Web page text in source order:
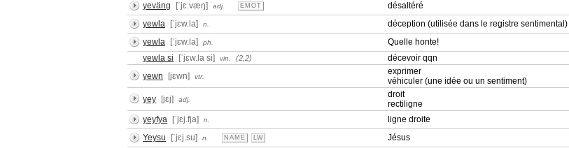
yeväng
[ˈjɛ.væŋ] adj. EMOT
désaltéré
yewla
[ˈjɛw.la] n.
déception (utilisée dans le registre sentimental)
yewla
[ˈjɛw.la] ph.
Quelle honte!
yewla si
[ˈjɛw.la si] vin. (2,2)
décevoir qqn
yewn
[jɛwn] vtr.
exprimer
véhiculer (une idée ou un sentiment)
yey
[jɛj] adj.
droit
rectiligne
yeyfya
[ˈjɛj.fja] n.
ligne droite
Yeysu
[ˈjɛj.su] n. NAME LW Jésus